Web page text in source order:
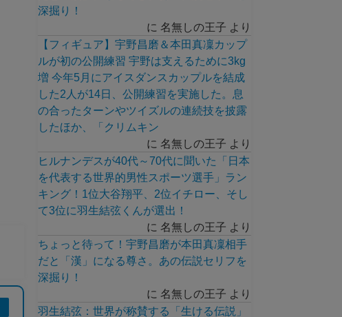
深掘り！
に 名無しの王子 より
【フィギュア】宇野昌磨＆本田真凜カップ
ルが初の公開練習 宇野は支えるために3kg
増 今年5月にアイスダンスカップルを結成
した2人が14日、公開練習を実施した。息
の合ったターンやツイズルの連続技を披露
したほか、「クリムキン
に 名無しの王子 より
ヒルナンデスが40代～70代に聞いた「日本
を代表する世界的男性スポーツ選手」ラン
キング！1位大谷翔平、2位イチロー、そし
て3位に羽生結弦くんが選出！
に 名無しの王子 より
ちょっと待って！宇野昌磨が本田真凜相手
だと「漢」になる尊さ。あの伝説セリフを
深掘り！
に 名無しの王子 より
羽生結弦：世界が称賛する「生ける伝説」